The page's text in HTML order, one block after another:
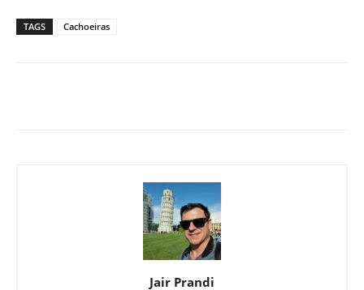
TAGS Cachoeiras
Jair Prandi